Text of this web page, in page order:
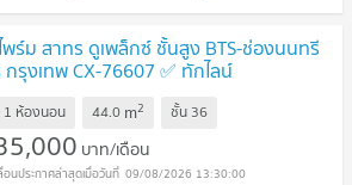
พร์ม สาทร ดูเพล็กซ์ ชั้นสูง BTS-ช่องนนทรี
รุงเทพ CX-76607 ✅ ทักไลน์
บทันที ทีมงานมืออาชีพ ✅
1 ห้องนอน 44.0 m2 ชั้น 36
บาท/เดือน
09/08/2026 13:30:00